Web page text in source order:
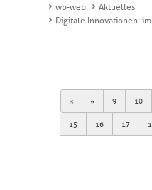
wb-web
Aktuelles
Digitale Innovationen:
First Previous
9 10
15 16 17